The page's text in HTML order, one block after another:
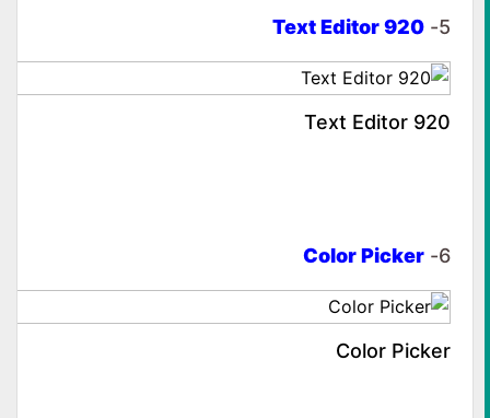
5-
Text Editor 920
Text Editor 920
6-
Color Picker
Color Picker